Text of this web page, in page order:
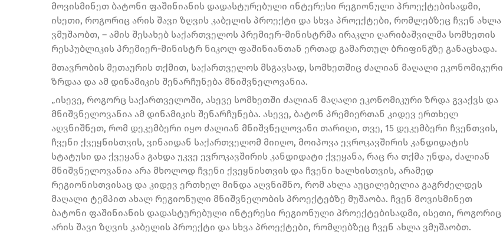
მოვისმინეთ ბატონი ფაშინიანის დადასტურებული ინტერესი რეგიონული პროექტებისადმი,
ისეთი, როგორიც არის შავი ზღვის კაბელის პროექტი და სხვა პროექტები, რომლებზეც ჩვენ ახლა
ვმუშაობთ, – ამის შესახებ საქართველოს პრემიერ-მინისტრმა ირაკლი ღარიბაშვილმა სომხეთის
რესპუბლიკის პრემიერ-მინისტრ ნიკოლ ფაშინიანთან ერთად გამართულ ბრიფინგზე განაცხადა.
მთავრობის მეთაურის თქმით, საქართველოს მსგავსად, სომხეთშიც ძალიან მაღალი ეკონომიკური
ზრდაა და ამ დინამიკის შენარჩუნება მნიშვნელოვანია.
„ისევე, როგორც საქართველოში, ასევე სომხეთში ძალიან მაღალი ეკონომიკური ზრდა გვაქვს და
მნიშვნელოვანია ამ დინამიკის შენარჩუნება. ასევე, ბატონ პრემიერთან კიდევ ერთხელ
აღვნიშნეთ, რომ დეკემბერი იყო ძალიან მნიშვნელოვანი თარიღი, თვე, 15 დეკემბერი ჩვენთვის,
ჩვენი ქვეყნისთვის, ვინაიდან საქართველომ მიიღო, მოიპოვა ევროკავშირის კანდიდატის
სტატუსი და ქვეყანა გახდა უკვე ევროკავშირის კანდიდატი ქვეყანა, რაც რა თქმა უნდა, ძალიან
მნიშვნელოვანია არა მხოლოდ ჩვენი ქვეყნისთვის და ჩვენი ხალხისთვის, არამედ
რეგიონისთვისაც და კიდევ ერთხელ მინდა აღვნიშნო, რომ ახლა აუცილებელია გაგრძელდეს
მაღალი ტემპით ახალ რეგიონული მნიშვნელობის პროექტებზე მუშაობა. ჩვენ მოვისმინეთ
ბატონი ფაშინიანის დადასტურებული ინტერესი რეგიონული პროექტებისადმი, ისეთი, როგორიც
არის შავი ზღვის კაბელის პროექტი და სხვა პროექტები, რომლებზეც ჩვენ ახლა ვმუშაობთ.